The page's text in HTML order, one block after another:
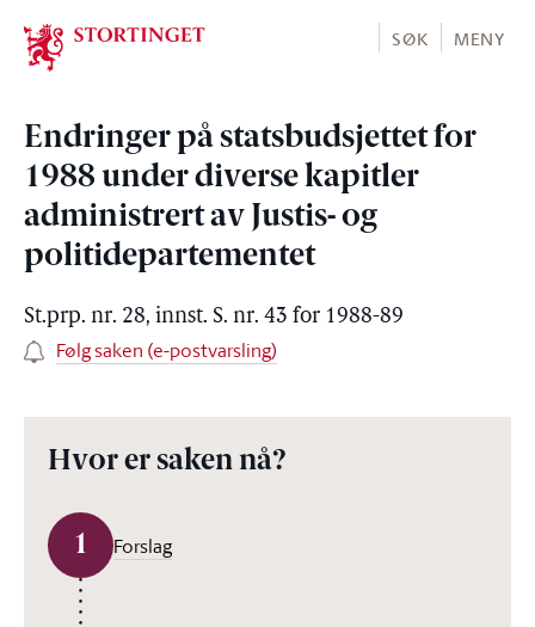
Stortinget.no
SØK MENY
Endringer på statsbudsjettet for
1988 under diverse kapitler
administrert av Justis- og
politidepartementet
St.prp. nr. 28, innst. S. nr. 43 for 1988-89
Følg saken (e-postvarsling)
Hvor er saken nå?
1 Forslag